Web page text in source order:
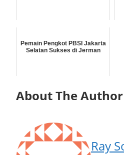
Pemain Pengkot PBSI Jakarta
Selatan Sukses di Jerman
About The Author
Ray